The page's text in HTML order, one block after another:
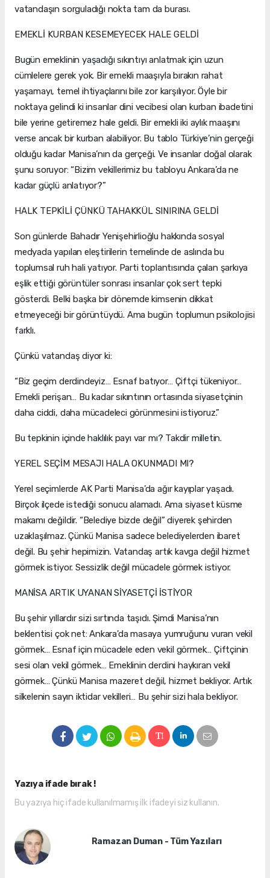
vatandaşın sorguladığı nokta tam da burası.
EMEKLİ KURBAN KESEMEYECEK HALE GELDİ
Bugün emeklinin yaşadığı sıkıntıyı anlatmak için uzun
cümlelere gerek yok. Bir emekli maaşıyla bırakın rahat
yaşamayı, temel ihtiyaçlarını bile zor karşılıyor. Öyle bir
noktaya gelindi ki insanlar dini vecibesi olan kurban ibadetini
bile yerine getiremez hale geldi. Bir emekli iki aylık maaşını
verse ancak bir kurban alabiliyor. Bu tablo Türkiye’nin gerçeği
olduğu kadar Manisa’nın da gerçeği. Ve insanlar doğal olarak
şunu soruyor: “Bizim vekillerimiz bu tabloyu Ankara’da ne
kadar güçlü anlatıyor?”
HALK TEPKİLİ ÇÜNKÜ TAHAKKÜL SINIRINA GELDİ
Son günlerde Bahadır Yenişehirlioğlu hakkında sosyal
medyada yapılan eleştirilerin temelinde de aslında bu
toplumsal ruh hali yatıyor. Parti toplantısında çalan şarkıya
eşlik ettiği görüntüler sonrası insanlar çok sert tepki
gösterdi. Belki başka bir dönemde kimsenin dikkat
etmeyeceği bir görüntüydü. Ama bugün toplumun psikolojisi
farklı.
Çünkü vatandaş diyor ki:
“Biz geçim derdindeyiz… Esnaf batıyor… Çiftçi tükeniyor…
Emekli perişan… Bu kadar sıkıntının ortasında siyasetçinin
daha ciddi, daha mücadeleci görünmesini istiyoruz.”
Bu tepkinin içinde haklılık payı var mı? Takdir milletin.
YEREL SEÇİM MESAJI HALA OKUNMADI MI?
Yerel seçimlerde AK Parti Manisa’da ağır kayıplar yaşadı.
Birçok ilçede istediği sonucu alamadı. Ama siyaset küsme
makamı değildir. “Belediye bizde değil” diyerek şehirden
uzaklaşılmaz. Çünkü Manisa sadece belediyelerden ibaret
değil. Bu şehir hepimizin. Vatandaş artık kavga değil hizmet
görmek istiyor. Sessizlik değil mücadele görmek istiyor.
MANİSA ARTIK UYANAN SİYASETÇİ İSTİYOR
Bu şehir yıllardır sizi sırtında taşıdı. Şimdi Manisa’nın
beklentisi çok net: Ankara’da masaya yumruğunu vuran vekil
görmek… Esnaf için mücadele eden vekil görmek… Çiftçinin
sesi olan vekil görmek… Emeklinin derdini haykıran vekil
görmek… Çünkü Manisa mazeret değil, hizmet bekliyor. Artık
silkelenin sayın iktidar vekilleri… Bu şehir sizi hala bekliyor.
Yazıya ifade bırak !
Bu yazıya hiç ifade kullanılmamış ilk ifadeyi siz kullanın.
Ramazan Duman - Tüm Yazıları